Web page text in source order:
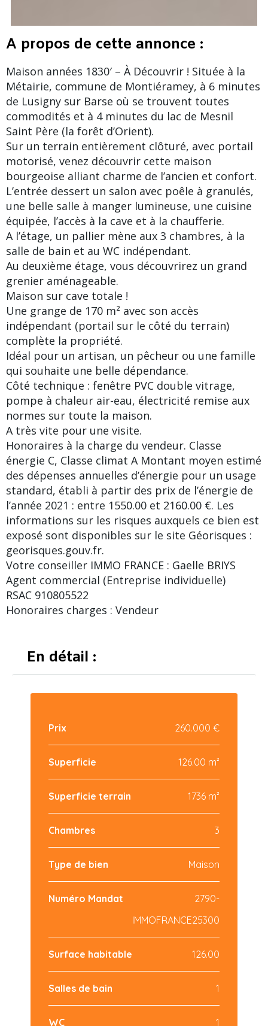
A propos de cette annonce :
Maison années 1830′ – À Découvrir ! Située à la
Métairie, commune de Montiéramey, à 6 minutes
de Lusigny sur Barse où se trouvent toutes
commodités et à 4 minutes du lac de Mesnil
Saint Père (la forêt d’Orient).
Sur un terrain entièrement clôturé, avec portail
motorisé, venez découvrir cette maison
bourgeoise alliant charme de l’ancien et confort.
L’entrée dessert un salon avec poêle à granulés,
une belle salle à manger lumineuse, une cuisine
équipée, l’accès à la cave et à la chaufferie.
A l’étage, un pallier mène aux 3 chambres, à la
salle de bain et au WC indépendant.
Au deuxième étage, vous découvrirez un grand
grenier aménageable.
Maison sur cave totale !
Une grange de 170 m² avec son accès
indépendant (portail sur le côté du terrain)
complète la propriété.
Idéal pour un artisan, un pêcheur ou une famille
qui souhaite une belle dépendance.
Côté technique : fenêtre PVC double vitrage,
pompe à chaleur air-eau, électricité remise aux
normes sur toute la maison.
A très vite pour une visite.
Honoraires à la charge du vendeur. Classe
énergie C, Classe climat A Montant moyen estimé
des dépenses annuelles d’énergie pour un usage
standard, établi à partir des prix de l’énergie de
l’année 2021 : entre 1550.00 et 2160.00 €. Les
informations sur les risques auxquels ce bien est
exposé sont disponibles sur le site Géorisques :
georisques.gouv.fr.
Votre conseiller IMMO FRANCE : Gaelle BRIYS
Agent commercial (Entreprise individuelle)
RSAC 910805522
Honoraires charges : Vendeur
En détail :
Prix 260.000 €
Superficie 126.00 m²
Superficie terrain 1736 m²
Chambres 3
Type de bien Maison
Numéro Mandat
2790-
IMMOFRANCE25300
Surface habitable 126.00
Salles de bain 1
WC 1